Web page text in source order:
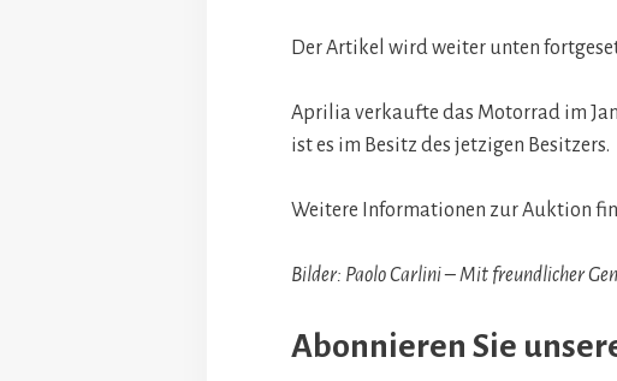
Der Artikel wird weiter unten
Aprilia verkaufte das Motorrad im
ist es im Besitz des jetzigen Besitzers.
Weitere Informationen zur Auktion
Bilder: Paolo Carlini – Mit freundlicher
Abonnieren Sie